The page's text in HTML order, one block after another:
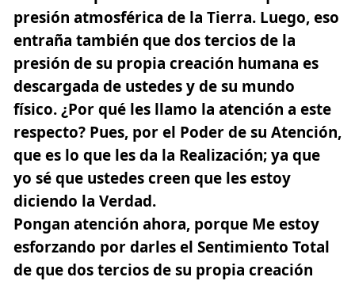
presión atmosférica de la Tierra. Luego, eso
entraña también que dos tercios de la
presión de su propia creación humana es
descargada de ustedes y de su mundo
físico. ¿Por qué les llamo la atención a este
respecto? Pues, por el Poder de su Atención,
que es lo que les da la Realización; ya que
yo sé que ustedes creen que les estoy
diciendo la Verdad.
Pongan atención ahora, porque Me estoy
esforzando por darles el Sentimiento Total
de que dos tercios de su propia creación